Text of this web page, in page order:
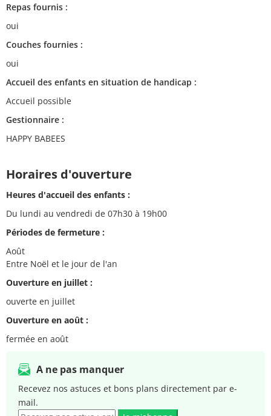
Repas fournis :
oui
Couches fournies :
oui
Accueil des enfants en situation de handicap :
Accueil possible
Gestionnaire :
HAPPY BABEES
Horaires d'ouverture
Heures d'accueil des enfants :
Du lundi au vendredi de 07h30 à 19h00
Périodes de fermeture :
Août
Entre Noël et le jour de l'an
Ouverture en juillet :
ouverte en juillet
Ouverture en août :
fermée en août
A ne pas manquer
Recevez nos astuces et bons plans directement par e-
mail.